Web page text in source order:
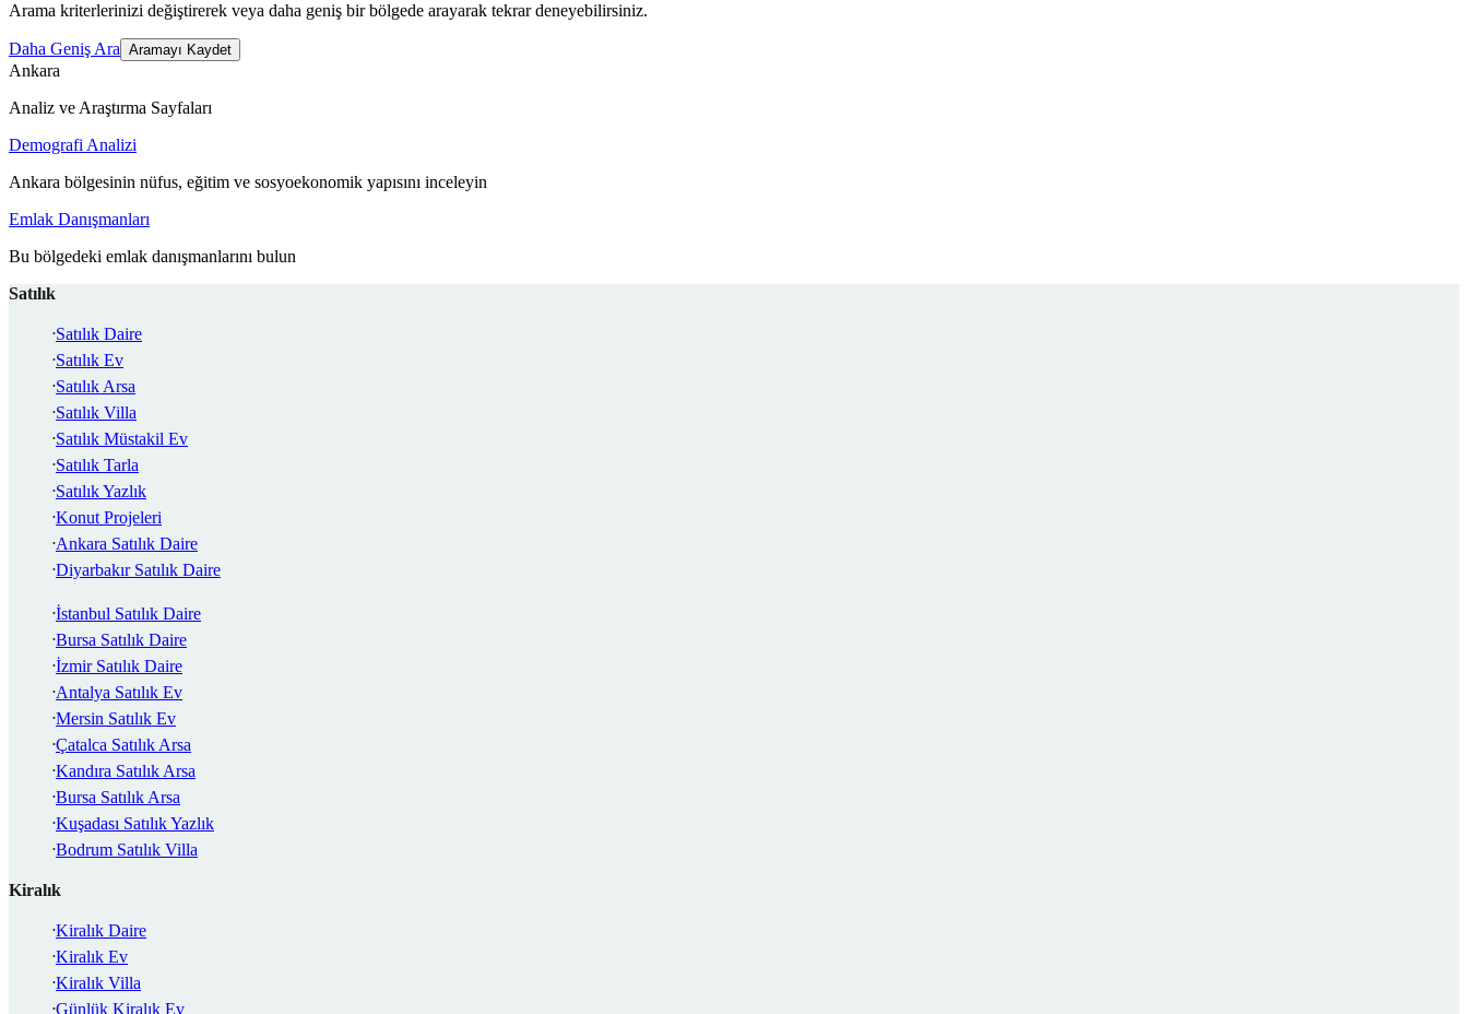
Arama kriterlerinizi değiştirerek veya daha geniş bir bölgede arayarak tekrar deneyebilirsiniz.
Daha Geniş Ara Aramayı Kaydet
Ankara
Analiz ve Araştırma Sayfaları
Demografi Analizi
Ankara bölgesinin nüfus, eğitim ve sosyoekonomik yapısını inceleyin
Emlak Danışmanları
Bu bölgedeki emlak danışmanlarını bulun
Satılık
Satılık Daire
Satılık Ev
Satılık Arsa
Satılık Villa
Satılık Müstakil Ev
Satılık Tarla
Satılık Yazlık
Konut Projeleri
Ankara Satılık Daire
Diyarbakır Satılık Daire
İstanbul Satılık Daire
Bursa Satılık Daire
İzmir Satılık Daire
Antalya Satılık Ev
Mersin Satılık Ev
Çatalca Satılık Arsa
Kandıra Satılık Arsa
Bursa Satılık Arsa
Kuşadası Satılık Yazlık
Bodrum Satılık Villa
Kiralık
Kiralık Daire
Kiralık Ev
Kiralık Villa
Günlük Kiralık Ev